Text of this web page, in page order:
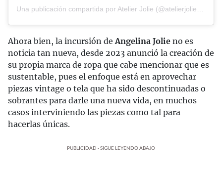
Ahora bien, la incursión deAngelina Jolie no es
noticia tan nueva, desde 2023 anunció la creación de
su propia marca de ropa que cabe mencionar que es
sustentable, pues el enfoque está en aprovechar
piezas vintage o tela que ha sido descontinuadas o
sobrantes para darle una nueva vida, en muchos
casos interviniendo las piezas como tal para
hacerlas únicas.
PUBLICIDAD - SIGUE LEYENDO ABAJO